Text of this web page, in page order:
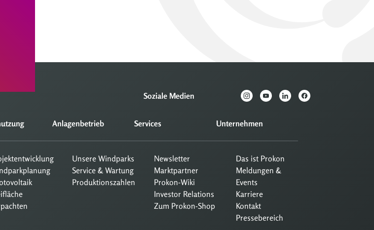
Soziale Medien
Anlagenbetrieb
Unsere Windparks
Service & Wartung
Produktionszahlen
Services
Newsletter
Marktpartner
Prokon-Wiki
Investor Relations
Zum Prokon-Shop
Unternehmen
Das ist Prokon
Meldungen &
Events
Karriere
Kontakt
Pressebereich